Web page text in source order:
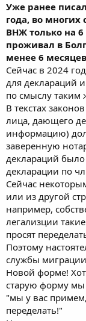
Уже ранее
года, во
ВНЖ только на
проживал в
менее 6
Сейчас в 2024
для деклараций и
по смыслу таким
В текстах
лица, дающего
информацию)
заверенную
деклараций
декларации по
Сейчас
или из другой
например,
легализции
просят
Поэтому
службы
Новой форме!
старую форму мы
"мы у вас
переделать!"